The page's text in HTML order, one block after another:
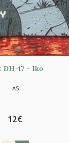
DH-17 - Iko
A5
12€